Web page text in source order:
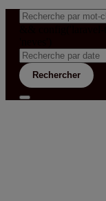
Rechercher